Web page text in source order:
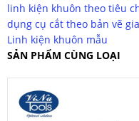
linh kiện khuôn theo tiêu
dụng cụ cắt theo bản vẽ
Linh kiện khuôn mẫu
SẢN PHẨM CÙNG LOẠI